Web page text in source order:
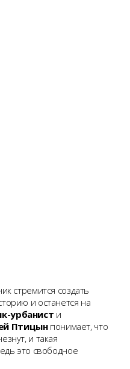
стремится создать
и останется на
урбанист и
Птицынпонимает, что
и такая
это свободное